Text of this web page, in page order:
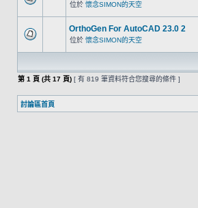
位於 懷念SIMON的天空
OrthoGen For AutoCAD 23.0 2
位於 懷念SIMON的天空
第 1 頁 (共 17 頁) [ 有 819 筆資料符合您搜尋的條件 ]
討論區首頁